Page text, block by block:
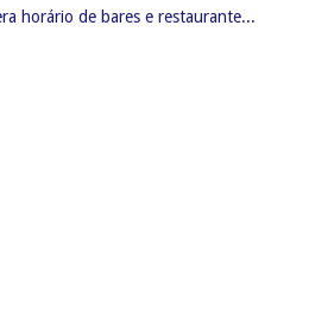
horário de bares e restaurante...